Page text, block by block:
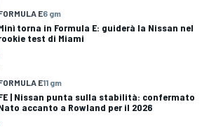
E6 gm
torna in Formula E: guiderà la Nissan nel
test di Miami
E11 gm
| Nissan punta sulla stabilità: confermato
accanto a Rowland per il 2026